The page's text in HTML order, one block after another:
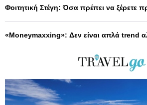
Φοιτητική Στέγη: Όσα πρέπει να ξέρετε
«Moneymaxxing»: Δεν είναι απλά trend